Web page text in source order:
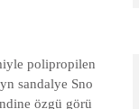
polipropilen
sandalye Sno
özgü görü